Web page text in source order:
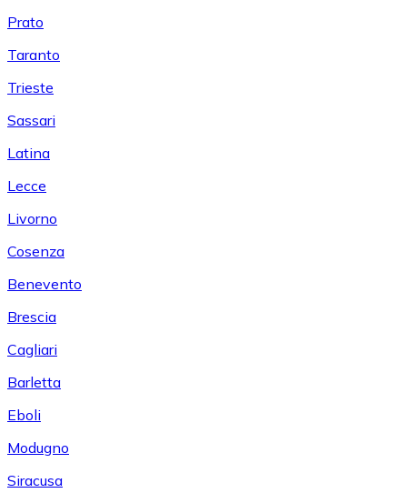
Prato
Taranto
Trieste
Sassari
Latina
Lecce
Livorno
Cosenza
Benevento
Brescia
Cagliari
Barletta
Eboli
Modugno
Siracusa